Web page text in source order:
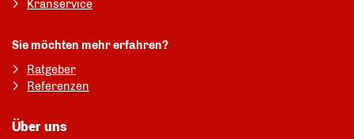
Kranservice
Sie möchten mehr erfahren?
Ratgeber
Referenzen
Über uns